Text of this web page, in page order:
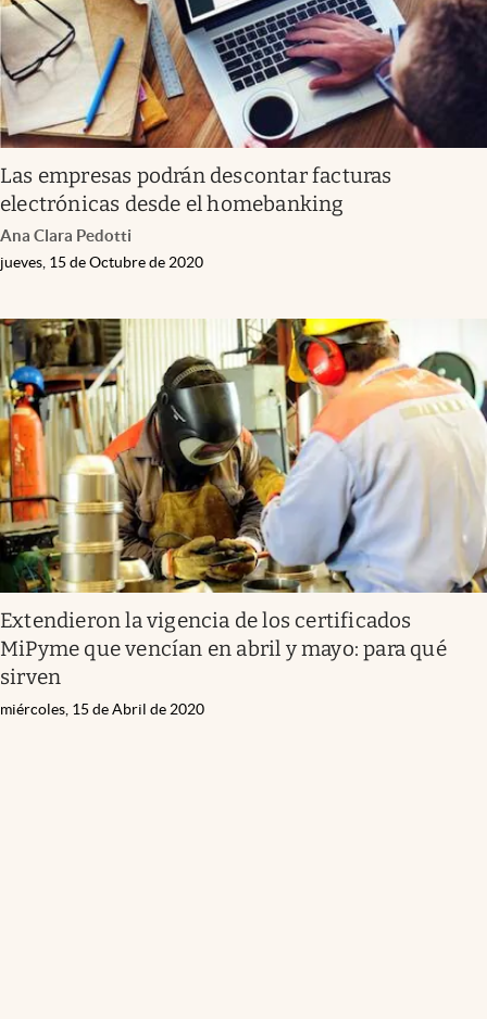
Las empresas podrán descontar facturas
electrónicas desde el homebanking
Ana Clara Pedotti
jueves, 15 de Octubre de 2020
Extendieron la vigencia de los certificados
MiPyme que vencían en abril y mayo: para qué
sirven
miércoles, 15 de Abril de 2020